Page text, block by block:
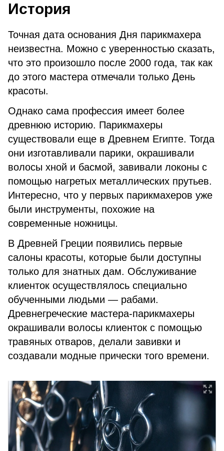
История
Точная дата основания Дня парикмахера
неизвестна. Можно с уверенностью сказать,
что это произошло после 2000 года, так как
до этого мастера отмечали только День
красоты.
Однако сама профессия имеет более
древнюю историю. Парикмахеры
существовали еще в Древнем Египте. Тогда
они изготавливали парики, окрашивали
волосы хной и басмой, завивали локоны с
помощью нагретых металлических прутьев.
Интересно, что у первых парикмахеров уже
были инструменты, похожие на
современные ножницы.
В Древней Греции появились первые
салоны красоты, которые были доступны
только для знатных дам. Обслуживание
клиенток осуществлялось специально
обученными людьми — рабами.
Древнегреческие мастера-парикмахеры
окрашивали волосы клиенток с помощью
травяных отваров, делали завивки и
создавали модные прически того времени.